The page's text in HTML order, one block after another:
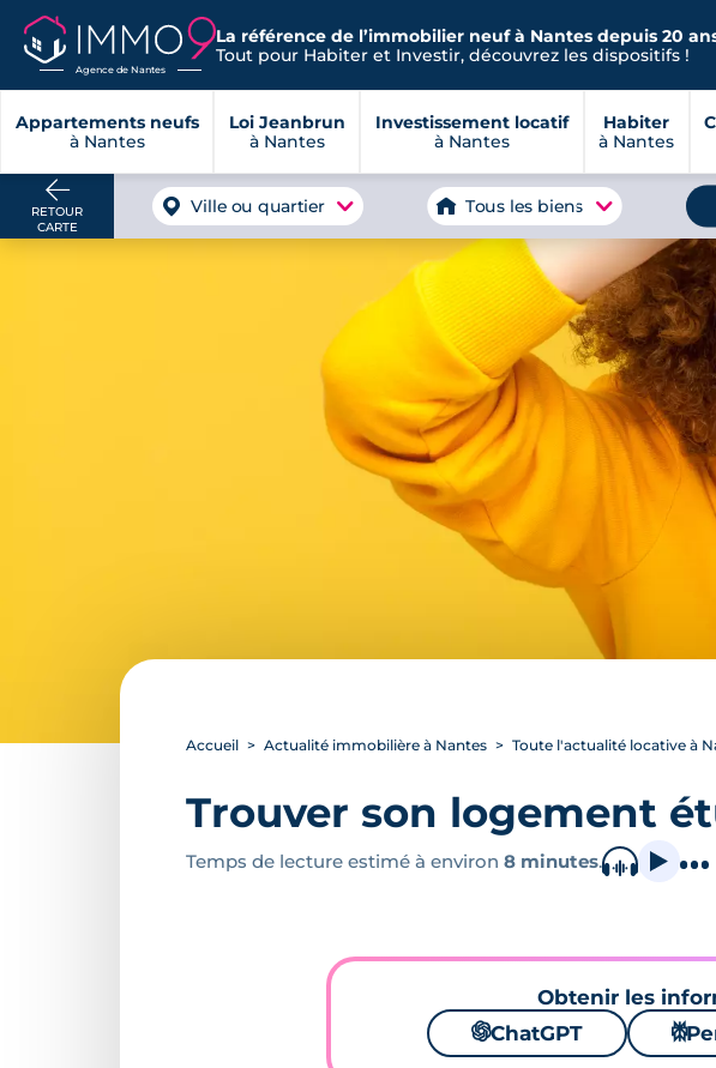
Agence de Nantes
La référence de l’immobilier neuf à Nantes depuis 20
Tout pour Habiter et Investir, découvrez les dispositifs !
Appartements neufs
à Nantes
Loi Jeanbrun
à Nantes
Investissement locatif
à Nantes
Habiter
à Nantes
RETOUR
CARTE
Ville ou quartier Tous les biens
Accueil Actualité immobilière à Nantes Toute l'actualité locative à
Trouver son logement
Temps de lecture estimé à environ 8 minutes.
Obtenir les
🌌ChatGPT ⚙